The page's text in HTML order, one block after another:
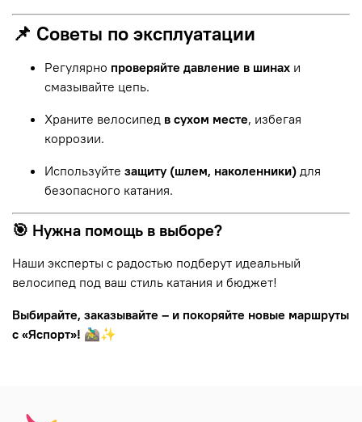
📌 Советы по эксплуатации
Регулярно проверяйте давление в шинах и
смазывайте цепь.
Храните велосипед в сухом месте, избегая
коррозии.
Используйте защиту (шлем, наколенники) для
безопасного катания.
🎯 Нужна помощь в выборе?
Наши эксперты с радостью подберут идеальный
велосипед под ваш стиль катания и бюджет!
Выбирайте, заказывайте – и покоряйте новые маршруты
с «Яспорт»! 🚵‍♂️✨